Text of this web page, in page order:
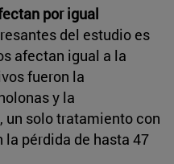
por igual
del estudio es
afectan igual a la
fueron la
y la
solo tratamiento con
pérdida de hasta 47